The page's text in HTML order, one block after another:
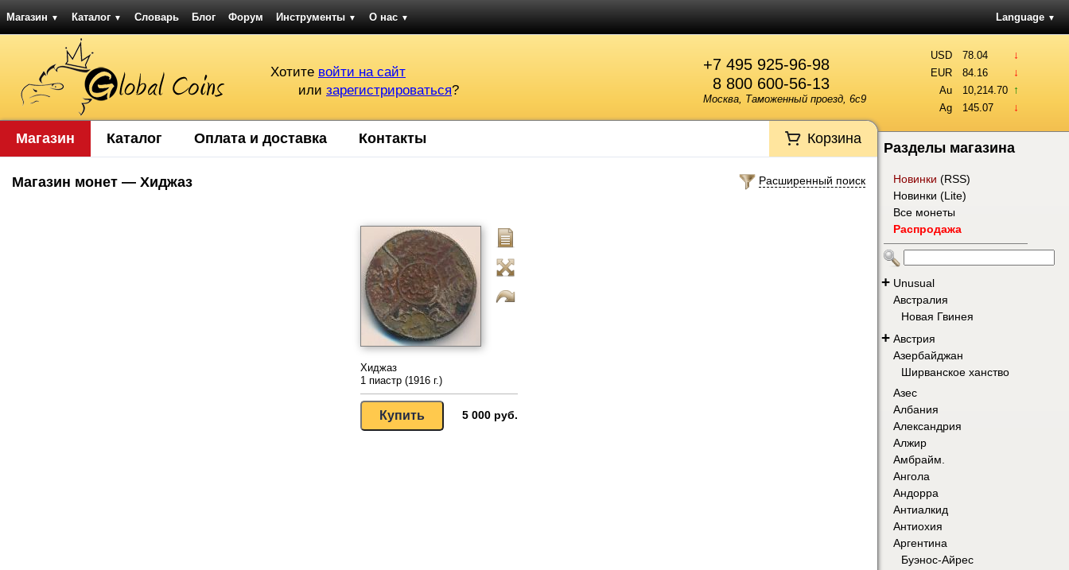
Магазин ▼ Каталог ▼ Словарь Блог Форум Инструменты ▼ О нас ▼ Language ▼
+7 495 925-96-98
8 800 600-56-13
Москва, Таможенный проезд, 6с9
Хотите войти на сайт
или зарегистрироваться?
USD 78.04 ↓
EUR 84.16 ↓
Au 10,214.70 ↑
Ag 145.07 ↓
Магазин Каталог Оплата и доставка Контакты Корзина
Расширенный поиск
Магазин монет — Хиджаз
Хиджаз
1 пиастр (1916 г.)
5 000 руб.
Разделы магазина
Новинки (RSS)
Новинки (Lite)
Все монеты
Распродажа
+ Unusual
Австралия
Новая Гвинея
+ Австрия
Азербайджан
Ширванское ханство
Азес
Албания
Александрия
Алжир
Амбрайм.
Ангола
Андорра
Антиалкид
Антиохия
Аргентина
Буэнос-Айрес